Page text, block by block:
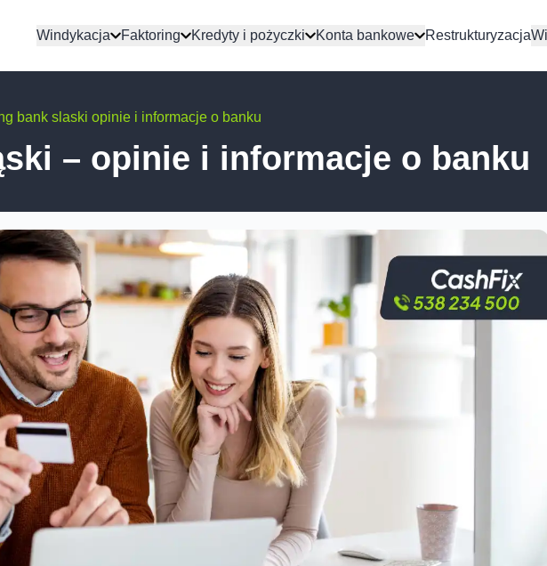
Windykacja Faktoring Kredyty i pożyczki Konta bankowe Restrukturyzacja
bank slaski opinie i informacje o banku
– opinie i informacje o banku